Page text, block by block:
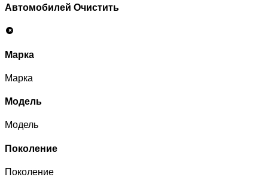
Автомобилей Очистить
Марка
Марка
Модель
Модель
Поколение
Поколение